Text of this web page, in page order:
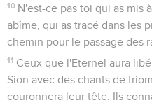
10 N'est-ce pas toi qui as mis
abîme, qui as tracé dans les
chemin pour le passage des
11 Ceux que l'Eternel aura
Sion avec des chants de
couronnera leur tête. Ils